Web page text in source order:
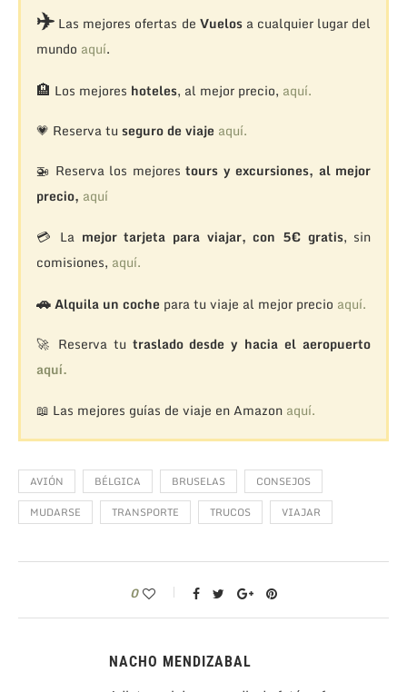
✈️Las mejores ofertas de Vuelosa cualquier lugar del
mundo aquí.
🏨 Los mejores hoteles, al mejor precio, aquí.
💗 Reserva tu seguro de viaje aquí.
🚁 Reserva los mejorestours y excursiones, al mejor
precio, aquí
💳 La mejor tarjeta para viajar, con 5€ gratis, sin
comisiones, aquí.
🚗Alquila un coche para tu viaje al mejor precio aquí.
🚀 Reserva tu traslado desde y hacia el aeropuerto
aquí.
📖 Las mejores guías de viaje en Amazon aquí.
AVIÓN BÉLGICA BRUSELAS
CONSEJOS
MUDARSE
TRANSPORTE TRUCOS VIAJAR
0
NACHO MENDIZABAL